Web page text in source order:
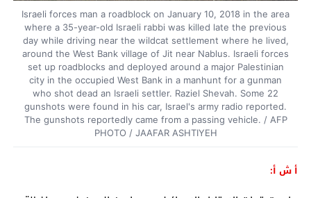
Israeli forces man a roadblock on January 10, 2018 in the area
where a 35-year-old Israeli rabbi was killed late the previous
day while driving near the wildcat settlement where he lived,
around the West Bank village of Jit near Nablus. Israeli forces
set up roadblocks and deployed around a major Palestinian
city in the occupied West Bank in a manhunt for a gunman
who shot dead an Israeli settler. Raziel Shevah. Some 22
gunshots were found in his car, Israel's army radio reported.
The gunshots reportedly came from a passing vehicle. / AFP
PHOTO / JAAFAR ASHTIYEH
أ ش أ: